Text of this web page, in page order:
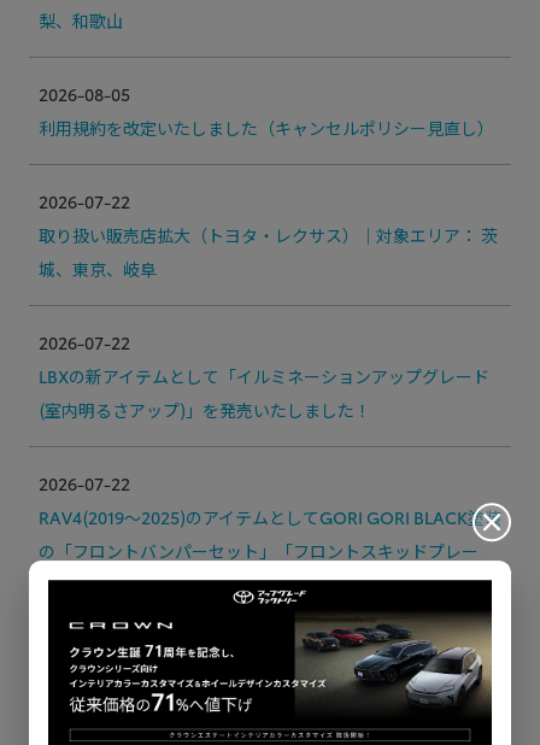
梨、和歌山
2026-08-05
利用規約を改定いたしました（キャンセルポリシー見直し）
2026-07-22
取り扱い販売店拡大（トヨタ・レクサス）｜対象エリア： 茨
城、東京、岐阜
2026-07-22
LBXの新アイテムとして「イルミネーションアップグレード
(室内明るさアップ)」を発売いたしました！
2026-07-22
RAV4(2019～2025)のアイテムとしてGORI GORI BLACK塗装
の「フロントバンパーセット」「フロントスキッドプレー
ト」「ドアミラーカバー」を発売いたしました！
2026-07-22
トヨタの新アイテムとして、「カラードシートベルト」を発
売いたしました！ 対象車種：RAV4(2019～2025)、ハリア